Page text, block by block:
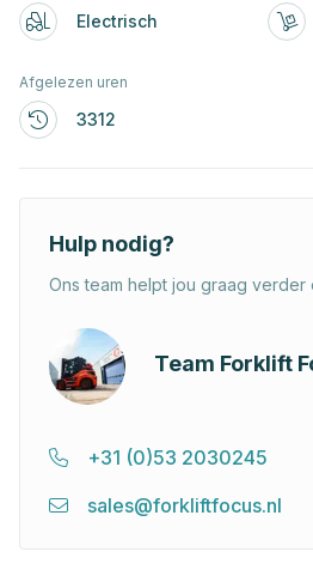
Electrisch
Afgelezen uren
3312
Hulp nodig?
Ons team helpt jou graag verder
Team Forklift
+31 (0)53 2030245
sales@forkliftfocus.nl